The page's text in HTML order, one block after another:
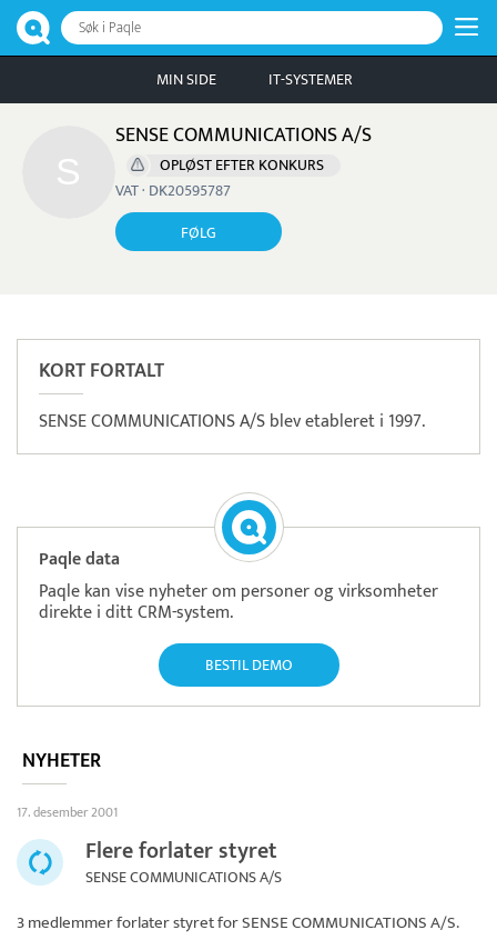
Søk i Paqle
MIN SIDE IT-SYSTEMER
SENSE COMMUNICATIONS A/S
OPLØST EFTER KONKURS
VAT · DK20595787
FØLG
KORT FORTALT
SENSE COMMUNICATIONS A/S blev etableret i 1997.
Paqle data
Paqle kan vise nyheter om personer og virksomheter
direkte i ditt CRM-system.
BESTIL DEMO
NYHETER
17. desember 2001
Flere forlater styret
SENSE COMMUNICATIONS A/S
3 medlemmer forlater styret forSENSE COMMUNICATIONS A/S.